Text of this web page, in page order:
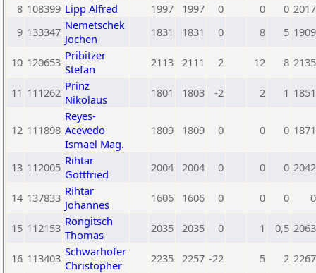
8 108399 Lipp Alfred 1997 1997 0 0 0 2017
9 133347 Nemetschek
Jochen
1831 1831 0 8 5 1909
10 120653 Pribitzer
Stefan
2113 2111 2 12 8 2135
11 111262 Prinz
Nikolaus
1801 1803 -2 2 1 1851
12 111898
Reyes-
Acevedo
Ismael Mag.
1809 1809 0 0 0 1871
13 112005 Rihtar
Gottfried
2004 2004 0 0 0 2042
14 137833 Rihtar
Johannes
1606 1606 0 0 0 0
15 112153 Rongitsch
Thomas
2035 2035 0 1 0,5 2063
16 113403 Schwarhofer
Christopher
2235 2257 -22 5 2 2267